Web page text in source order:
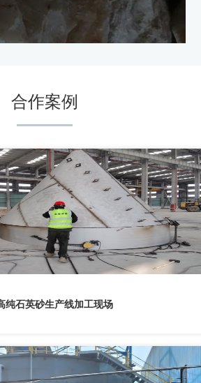
合作案例
纯石英砂生产线加工现场